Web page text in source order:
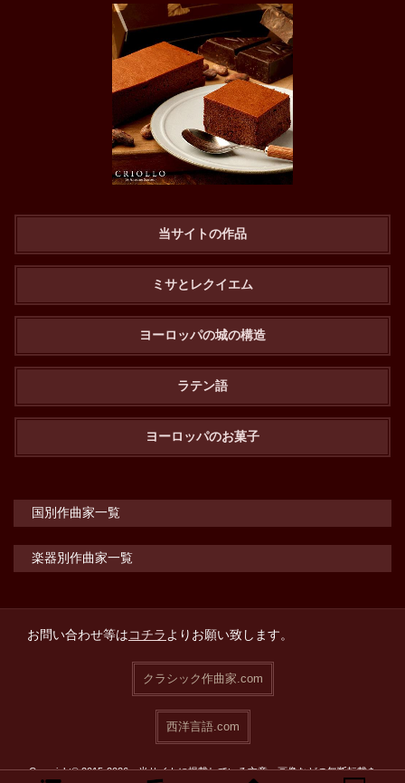
当サイトの作品
ミサとレクイエム
ヨーロッパの城の構造
ラテン語
ヨーロッパのお菓子
国別作曲家一覧
楽器別作曲家一覧
お問い合わせ等はコチラよりお願い致します。
クラシック作曲家.com
西洋言語.com
Copyright© 2015-2026 当サイトに掲載している文章・画像などの無断転載を